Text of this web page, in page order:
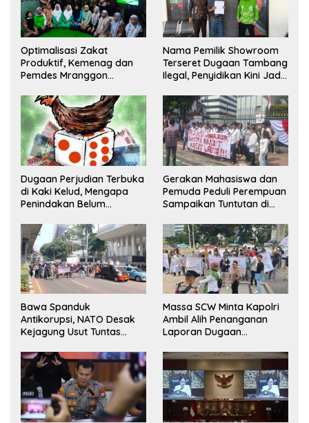
Optimalisasi Zakat
Produktif, Kemenag dan
Pemdes Mranggon
Pelaksana Kampung Zakat
Nama Pemilik Showroom
Terseret Dugaan Tambang
Ilegal, Penyidikan Kini Jadi
Dugaan Perjudian Terbuka
di Kaki Kelud, Mengapa
Penindakan Belum
Gerakan Mahasiswa dan
Pemuda Peduli Perempuan
Sampaikan Tuntutan di
Bawa Spanduk
Antikorupsi, NATO Desak
Kejagung Usut Tuntas
Massa SCW Minta Kapolri
Ambil Alih Penanganan
Laporan Dugaan
Sumsel